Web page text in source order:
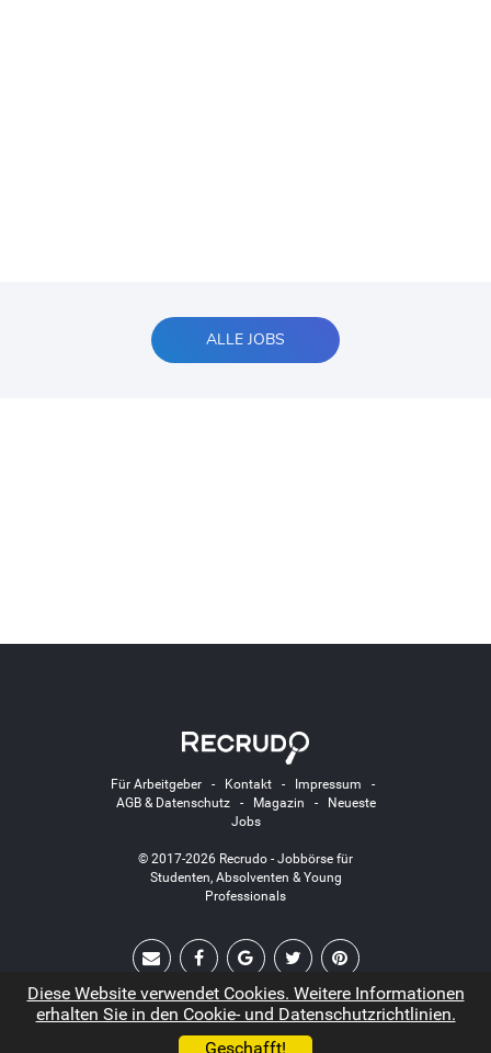
ALLE JOBS
Für Arbeitgeber- Kontakt- Impressum -
AGB & Datenschutz- Magazin -
Neueste
Jobs
© 2017-2026 Recrudo - Jobbörse für
Studenten, Absolventen & Young
Professionals
Diese Website verwendet Cookies. Weitere Informationen
erhalten Sie in den Cookie- und Datenschutzrichtlinien.
Geschafft!